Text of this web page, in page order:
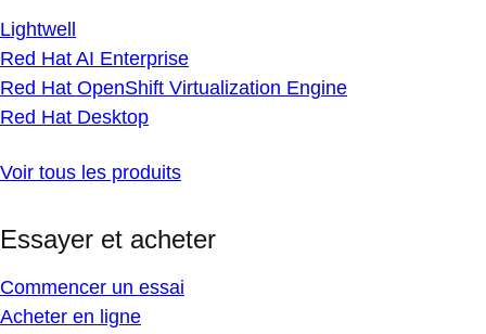
Lightwell
Red Hat AI Enterprise
Red Hat OpenShift Virtualization Engine
Red Hat Desktop
Voir tous les produits
Essayer et acheter
Commencer un essai
Acheter en ligne